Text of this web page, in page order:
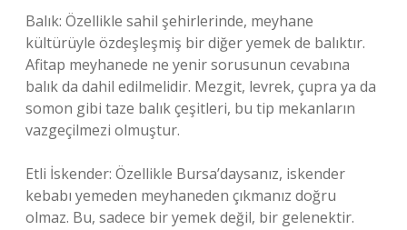
Balık: Özellikle sahil şehirlerinde, meyhane
kültürüyle özdeşleşmiş bir diğer yemek de balıktır.
Afitap meyhanede ne yenir sorusunun cevabına
balık da dahil edilmelidir. Mezgit, levrek, çupra ya da
somon gibi taze balık çeşitleri, bu tip mekanların
vazgeçilmezi olmuştur.
Etli İskender: Özellikle Bursa’daysanız, iskender
kebabı yemeden meyhaneden çıkmanız doğru
olmaz. Bu, sadece bir yemek değil, bir gelenektir.